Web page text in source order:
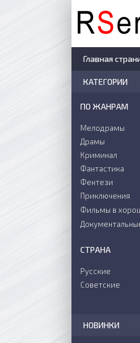
КАТЕГОРИИ
ПО ЖАНРАМ
Мелодрамы
Драмы
Криминал
Фантастика
Фентези
Приключения
Фильмы в
СТРАНА
Русские
Советские
НОВИНКИ
Главная